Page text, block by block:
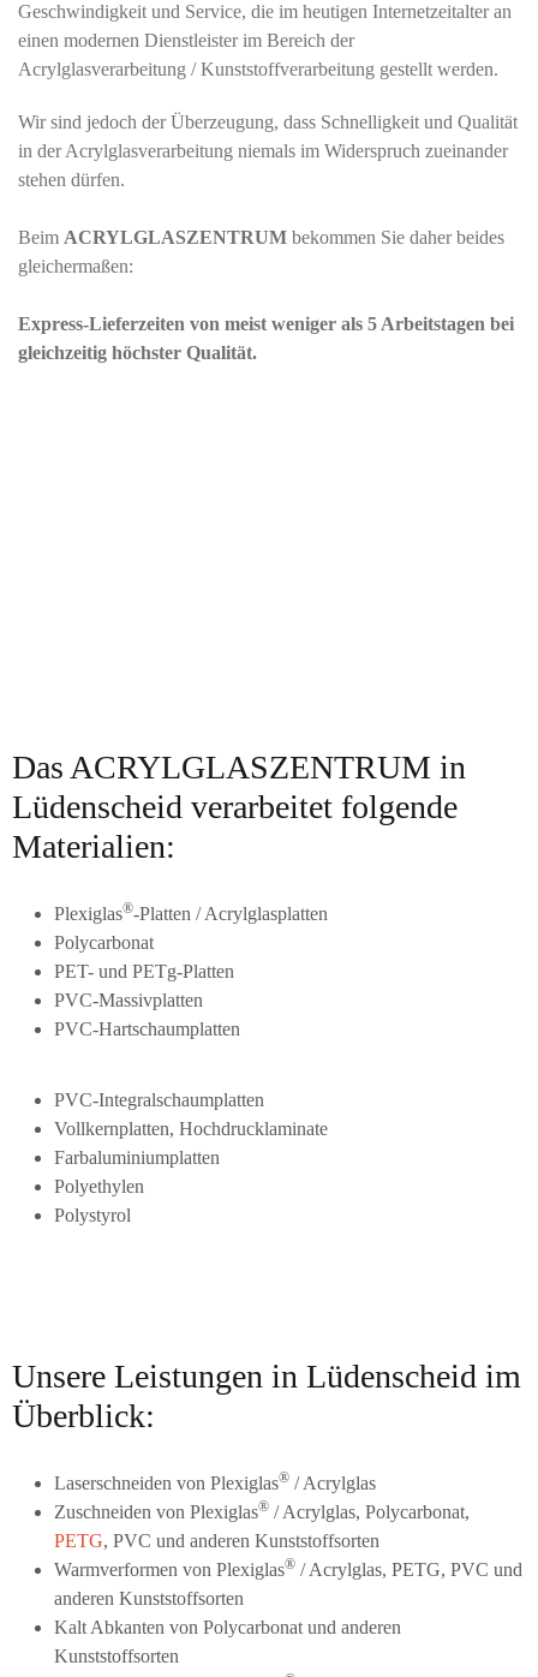
Geschwindigkeit und Service, die im heutigen Internetzeitalter an
einen modernen Dienstleister im Bereich der
Acrylglasverarbeitung / Kunststoffverarbeitung gestellt werden.
Wir sind jedoch der Überzeugung, dass Schnelligkeit und Qualität
in der Acrylglasverarbeitung niemals im Widerspruch zueinander
stehen dürfen.
Beim ACRYLGLASZENTRUM bekommen Sie daher beides
gleichermaßen:
Express-Lieferzeiten von meist weniger als 5 Arbeitstagen bei
gleichzeitig höchster Qualität.
Das ACRYLGLASZENTRUM in
Lüdenscheid verarbeitet folgende
Materialien:
Plexiglas®-Platten / Acrylglasplatten
Polycarbonat
PET- und PETg-Platten
PVC-Massivplatten
PVC-Hartschaumplatten
PVC-Integralschaumplatten
Vollkernplatten, Hochdrucklaminate
Farbaluminiumplatten
Polyethylen
Polystyrol
Unsere Leistungen in Lüdenscheid im
Überblick:
Laserschneiden von Plexiglas® / Acrylglas
Zuschneiden von Plexiglas® / Acrylglas, Polycarbonat,
PETG, PVC und anderen Kunststoffsorten
Warmverformen von Plexiglas® / Acrylglas, PETG, PVC und
anderen Kunststoffsorten
Kalt Abkanten von Polycarbonat und anderen
Kunststoffsorten